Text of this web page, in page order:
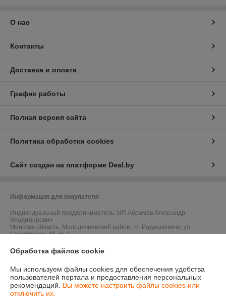
О нас
Контакты
Доставка и оплата
График работы
Полная версия сайта
Политика обработки cookies
Сайт создан на платформе Deal.by
Информация для покупателя
Индивидуальный предприниматель: ИП Абрамов Александр
Владимирович
Минская область, Молодечненский район, гп. Радашковичи, ул.
Серебрянка, 46, кв. 1
Регистрационный номер ЕГР: 691899864
УНП: 691899864
Регистрационный орган: Молодечненским райисполкомом
Обработка файлов cookie
Мы используем файлы cookies для обеспечения удобства
пользователей портала и предоставления персональных
рекомендаций. Вы можете настроить файлы cookies или
отключить их.